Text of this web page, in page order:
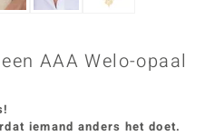
AAA Welo-opaal
iemand anders het doet.